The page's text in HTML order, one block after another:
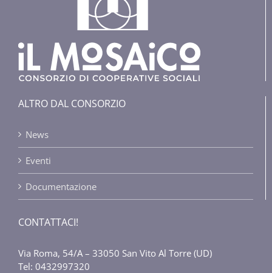
ALTRO DAL CONSORZIO
News
Eventi
Documentazione
CONTATTACI!
Via Roma, 54/A – 33050 San Vito Al Torre (UD)
Tel: 0432997320